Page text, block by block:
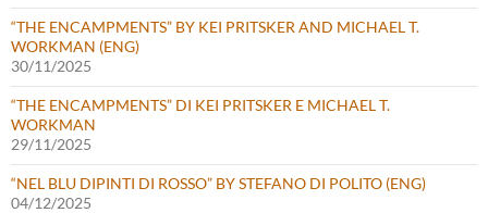
“THE ENCAMPMENTS” BY KEI PRITSKER AND MICHAEL T.
WORKMAN (ENG)
30/11/2025
“THE ENCAMPMENTS” DI KEI PRITSKER E MICHAEL T.
WORKMAN
29/11/2025
“NEL BLU DIPINTI DI ROSSO” BY STEFANO DI POLITO (ENG)
04/12/2025